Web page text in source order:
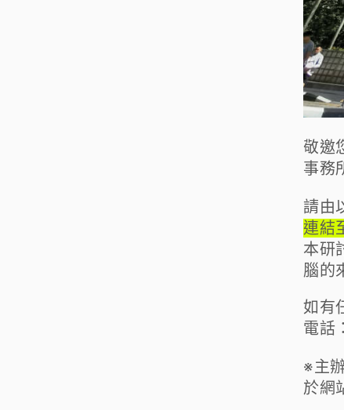
敬邀
事務
請由
連結
本研
腦的
如有
電話
※主
於網